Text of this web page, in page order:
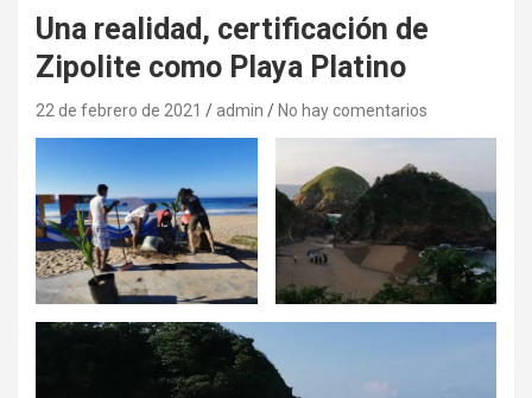
Una realidad, certificación de
Zipolite como Playa Platino
22 de febrero de 2021 admin No hay comentarios